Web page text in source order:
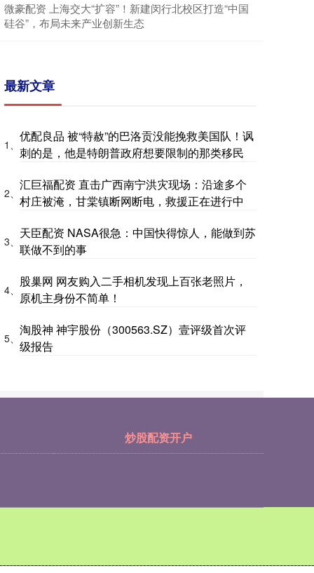
微豪配资 上海交大“扩容”！新建闵行北校区打造“中国
硅谷”，布局未来产业创新生态
最新文章
1、
优配良品 被“特赦”的巴洛贡没能挽救美国队！讽
刺的是，他是特朗普政府想要限制的那类移民
2、
汇巨福配资 直击广西南宁洪灾现场：沿途多个
村庄被淹，甘棠镇断网断电，救援正在进行中
3、
天臣配资 NASA很急：中国快得惊人，能做到苏
联做不到的事
4、
股巢网 网友购入二手相机发现上百张老照片，
原机主身份不简单！
5、
淘股神 神宇股份（300563.SZ）壹评级首次评
级报告
炒股配资开户